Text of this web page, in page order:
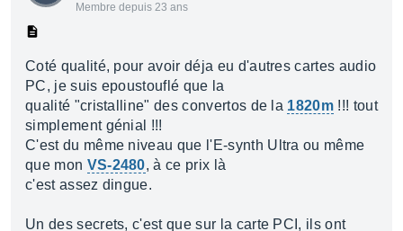
Membre depuis 23 ans
Coté qualité, pour avoir déja eu d'autres cartes audio
PC, je suis epoustouflé que la
qualité "cristalline" des convertos de la 1820m !!! tout
simplement génial !!!
C'est du même niveau que l'E-synth Ultra ou même
que mon VS-2480, à ce prix là
c'est assez dingue.
Un des secrets, c'est que sur la carte PCI, ils ont